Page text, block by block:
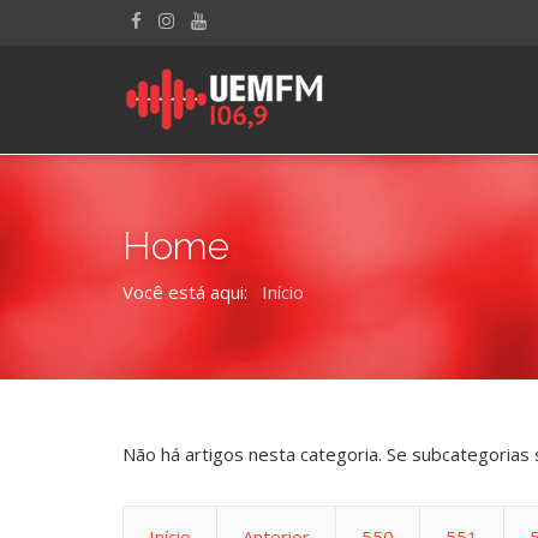
Home
Você está aqui: Início
Não há artigos nesta categoria. Se